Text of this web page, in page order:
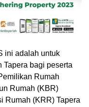
ini adalah untuk
Tapera bagi peserta
Rumah
Rumah (KBR)
Rumah (KRR) Tapera